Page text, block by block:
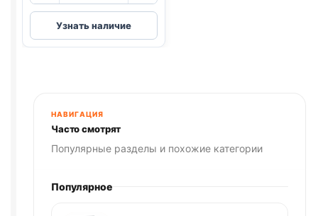
Darling
сух.
(ПТИЦА,
Узнать наличие
НАВИГАЦИЯ
Часто смотрят
Популярные разделы и похожие категории
Популярное